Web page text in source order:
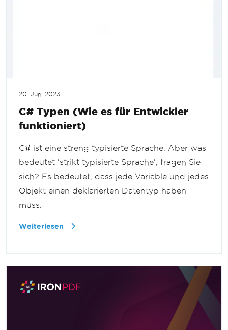
20. Juni 2023
C# Typen (Wie es für Entwickler
funktioniert)
C# ist eine streng typisierte Sprache. Aber was
bedeutet 'strikt typisierte Sprache', fragen Sie
sich? Es bedeutet, dass jede Variable und jedes
Objekt einen deklarierten Datentyp haben
muss.
Weiterlesen